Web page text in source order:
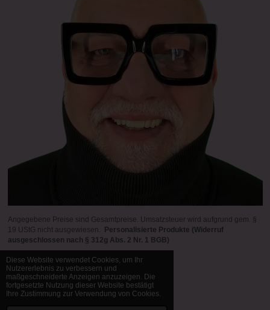
Diese Website verwendet Cookies, um Ihr
Nutzererlebnis zu verbessern und
maßgeschneiderte Anzeigen anzuzeigen. Die
fortgesetzte Nutzung dieser Website bestätigt
Ihre Zustimmung zur Verwendung von Cookies.
Angegebene Preise sind Gesamtpreise. Umsatzsteuer wird aufgrund gem. §
19 UStG nicht ausgewiesen.
Personalisierte Produkte (Widerruf
ausgeschlossen nach § 312g Abs. 2 Nr. 1 BGB)
© 1998 - 2026 Bernd Manfred Brück
Mit Unterstützung vonWebador